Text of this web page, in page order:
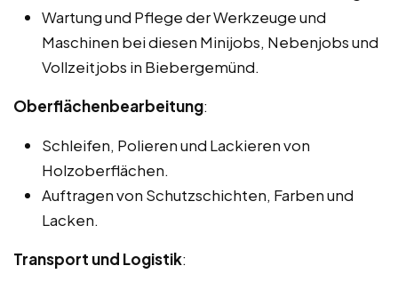
Wartung und Pflege der Werkzeuge und
Maschinen bei diesen Minijobs, Nebenjobs und
Vollzeitjobs in Biebergemünd.
Oberflächenbearbeitung:
Schleifen, Polieren und Lackieren von
Holzoberflächen.
Auftragen von Schutzschichten, Farben und
Lacken.
Transport und Logistik: